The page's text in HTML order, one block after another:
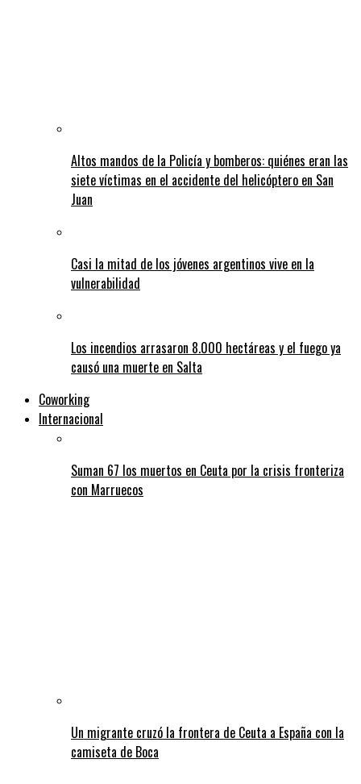
Altos mandos de la Policía y bomberos: quiénes eran las
siete víctimas en el accidente del helicóptero en San
Juan
Casi la mitad de los jóvenes argentinos vive en la
vulnerabilidad
Los incendios arrasaron 8.000 hectáreas y el fuego ya
causó una muerte en Salta
Coworking
Internacional
Suman 67 los muertos en Ceuta por la crisis fronteriza
con Marruecos
Un migrante cruzó la frontera de Ceuta a España con la
camiseta de Boca